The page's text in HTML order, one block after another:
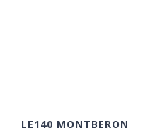
LE140 MONTBERON